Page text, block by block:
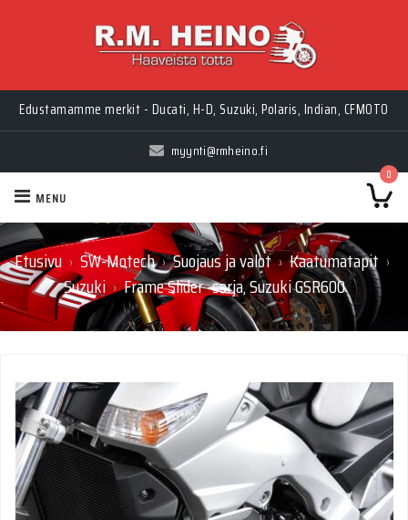
Edustamamme merkit - Ducati, H-D, Suzuki, Polaris, Indian, CFMOTO
myynti@rmheino.fi
0
MENU
Etusivu › SW-Motech › Suojaus ja valot › Kaatumatapit ›
Suzuki › Frame Slider -sarja, Suzuki GSR600